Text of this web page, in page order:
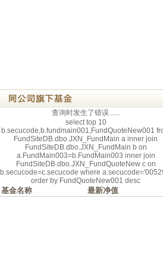
查询时发生了错误......
select top 10
b.secucode,b.fundmain001,FundQuoteNew001
FundSiteDB.dbo.JXN_FundMain a inner join
FundSiteDB.dbo.JXN_FundMain b on
a.FundMain003=b.FundMain003 inner join
FundSiteDB.dbo.JXN_FundQuoteNew c on
b.secucode=c.secucode where
order by FundQuoteNew001 desc
基金名称 最新净值